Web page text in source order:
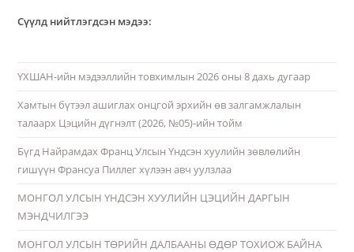
Сүүлд нийтлэгдсэн мэдээ:
ҮХШАН-ийн мэдээллийн товхимлын 2026 оны 8 дахь дугаар
Хамтын бүтээл ашиглах онцгой эрхийн өв залгамжлалын
талаарх Цэцийн дүгнэлт (2026, №05)-ийн тойм
Бүгд Найрамдах Франц Улсын Үндсэн хуулийн зөвлөлийн
гишүүн Франсуа Пиллег хүлээн авч уулзлаа
МОНГОЛ УЛСЫН ҮНДСЭН ХУУЛИЙН ЦЭЦИЙН ДАРГЫН
МЭНДЧИЛГЭЭ
МОНГОЛ УЛСЫН ТӨРИЙН ДАЛБААНЫ ӨДӨР ТОХИОЖ БАЙНА